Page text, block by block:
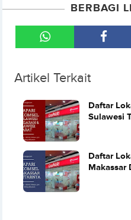
BERBAGI
Artikel Terkait
Daftar
Sulawesi
Daftar
Makassar